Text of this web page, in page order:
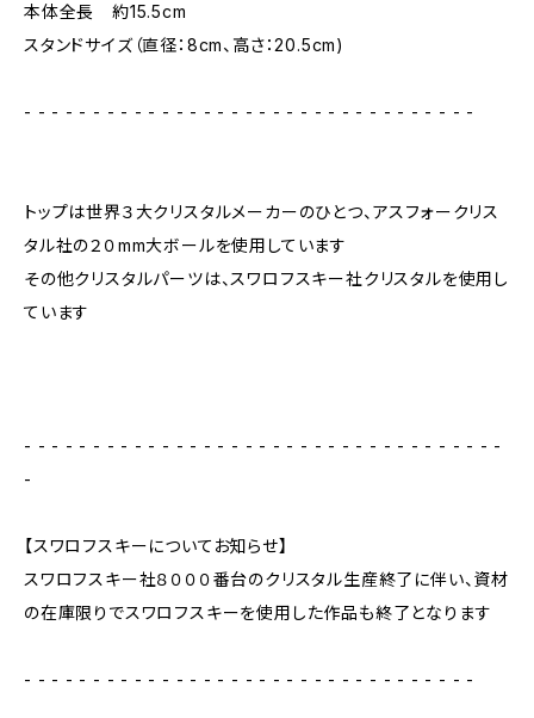
本体全長 約15.5cm
スタンドサイズ（直径：8cm、高さ：20.5cm)
- - - - - - - - - - - - - - - - - - - - - - - - - - - - - - - - -
トップは世界３大クリスタルメーカーのひとつ、アスフォークリス
タル社の２０mm大ボールを使用しています
その他クリスタルパーツは、スワロフスキー社クリスタルを使用し
ています
- - - - - - - - - - - - - - - - - - - - - - - - - - - - - - - - - - -
-
【スワロフスキーについてお知らせ】
スワロフスキー社８０００番台のクリスタル生産終了に伴い、資材
の在庫限りでスワロフスキーを使用した作品も終了となります
- - - - - - - - - - - - - - - - - - - - - - - - - - - - - - - - -